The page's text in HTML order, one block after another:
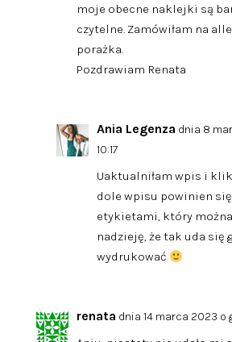
moje obecne naklejki są
czytelne. Zamówiłam na
porażka.
Pozdrawiam Renata
Ania Legenza dnia 8
10:17
Uaktualniłam wpis i
dole wpisu powinien
etykietami, który
nadzieję, że tak uda się
wydrukować
renata dnia 14 marca 2023 o